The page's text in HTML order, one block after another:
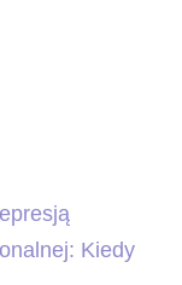
Kiedy